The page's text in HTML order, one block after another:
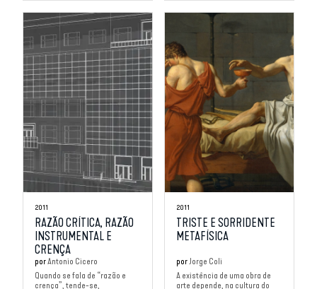
2011
RAZÃO CRÍTICA, RAZÃO
INSTRUMENTAL E
CRENÇA
porAntonio Cicero
Quando se fala de “razão e
crença”, tende-se,
2011
TRISTE E SORRIDENTE
METAFÍSICA
por Jorge Coli
A existência de uma obra de
arte depende, na cultura do